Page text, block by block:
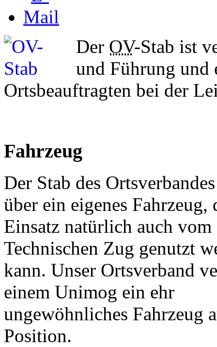
Der OV-Stab ist
und Führung und
Ortsbeauftragten bei der
Fahrzeug
Der Stab des
über ein eigenes Fahrzeug,
Einsatz natürlich auch vom
Technischen Zug genutzt
kann. Unser Ortsverband
einem Unimog ein ehr
ungewöhnliches Fahrzeug
Position.